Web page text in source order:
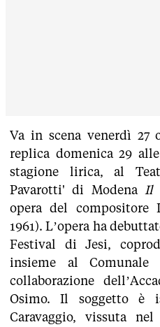
Va in scena venerdì 27
replica domenica 29
stagione lirica, al
Pavarotti' di Modena Il
opera del compositore
1961). L’opera ha
Festival di Jesi,
insieme al
collaborazione
Osimo. Il soggetto è
Caravaggio, vissuta